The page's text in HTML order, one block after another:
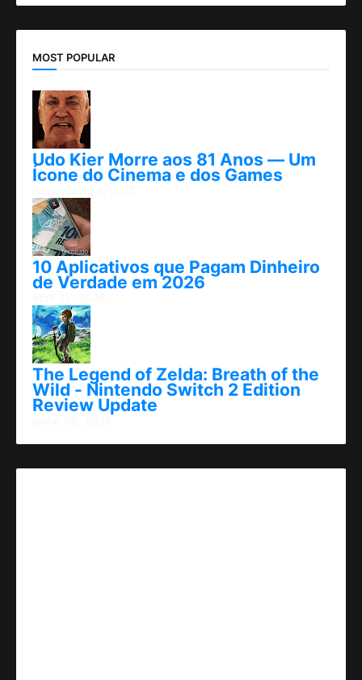
MOST POPULAR
Udo Kier Morre aos 81 Anos — Um
Ícone do Cinema e dos Games
10 Aplicativos que Pagam Dinheiro
de Verdade em 2026
The Legend of Zelda: Breath of the
Wild - Nintendo Switch 2 Edition
Review Update